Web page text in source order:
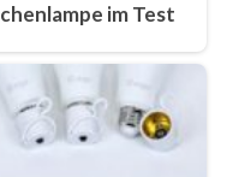
im Test